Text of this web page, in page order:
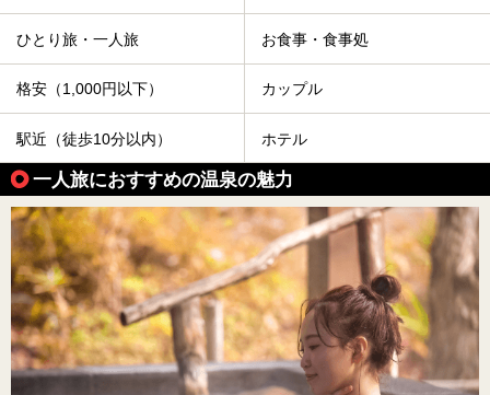
ひとり旅・一人旅 お食事・食事処
格安（1,000円以下） カップル
駅近（徒歩10分以内） ホテル
一人旅におすすめの温泉の魅力